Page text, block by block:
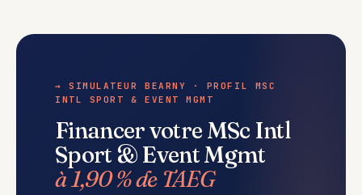
→ SIMULATEUR BEARNY · PROFIL MSC
INTL SPORT & EVENT MGMT
Financer votre MSc Intl
Sport & Event Mgmt
à 1,90 % de TAEG